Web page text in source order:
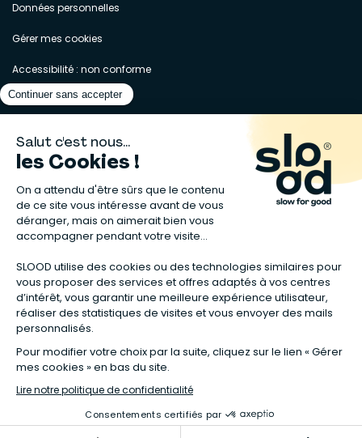
Données personnelles
Gérer mes cookies
Accessibilité : non conforme
Matelas naturels⋅Graines bio⋅ Lits bébés en bois⋅Déodorant bio⋅Sapin
en bois⋅Complement alimentaire naturel
Calendrier de l’Avent gourmand⋅Couche bio⋅Anti-nuisible⋅Poeles
Ventilateurs de plafond
dans la fiche produit. Tous les codes promos applicables sur Slood sont
**Valable sur les chambres complètes Sauthon taguées en Offre